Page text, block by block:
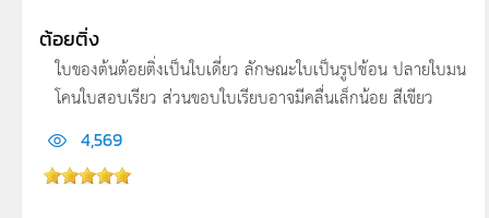
ต้อยติ่ง
ใบของต้นต้อยติ่งเป็นใบเดี่ยว ลักษณะใบเป็นรูปช้อน ปลายใบมน
โคนใบสอบเรียว ส่วนขอบใบเรียบอาจมีคลื่นเล็กน้อย สีเขียว
4,569